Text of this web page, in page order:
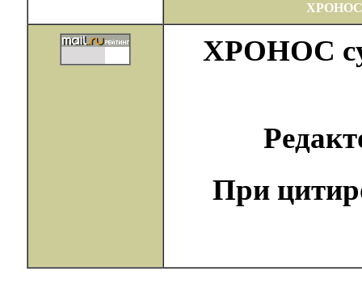
ХРОНОС
При